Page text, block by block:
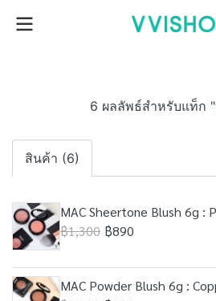
6 ผลลัพธ์สำหรับแท็ก
สินค้า (6)
MAC Sheertone Blush 6g :
฿1,300 ฿890
MAC Powder Blush 6g :